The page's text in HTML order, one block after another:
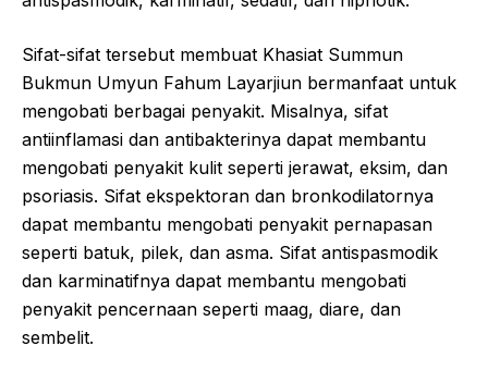
Sifat-sifat tersebut membuat Khasiat Summun
Bukmun Umyun Fahum Layarjiun bermanfaat untuk
mengobati berbagai penyakit. Misalnya, sifat
antiinflamasi dan antibakterinya dapat membantu
mengobati penyakit kulit seperti jerawat, eksim, dan
psoriasis. Sifat ekspektoran dan bronkodilatornya
dapat membantu mengobati penyakit pernapasan
seperti batuk, pilek, dan asma. Sifat antispasmodik
dan karminatifnya dapat membantu mengobati
penyakit pencernaan seperti maag, diare, dan
sembelit.